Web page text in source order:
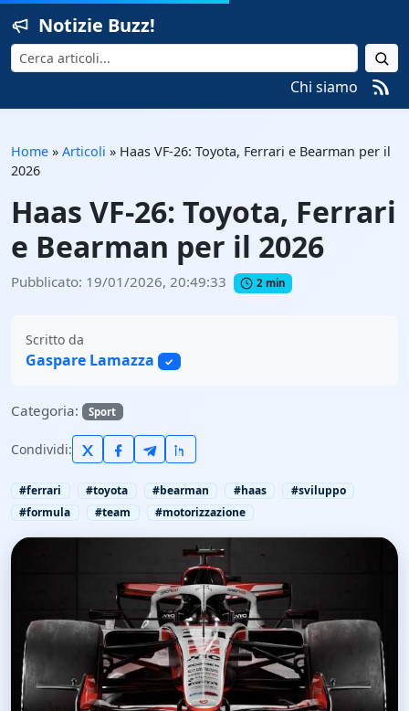
Notizie Buzz!
Cerca
Chi siamo
Home » Articoli » Haas VF-26: Toyota, Ferrari e Bearman per il
2026
Haas VF-26: Toyota, Ferrari
e Bearman per il 2026
Pubblicato: 19/01/2026, 20:49:33 2 min
Scritto da
Gaspare Lamazza ✓
Categoria: Sport
Condividi:
#ferrari #toyota #bearman #haas
#sviluppo
#formula
#team #motorizzazione